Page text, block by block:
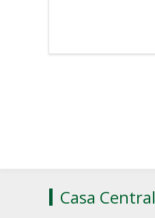
Casa Central